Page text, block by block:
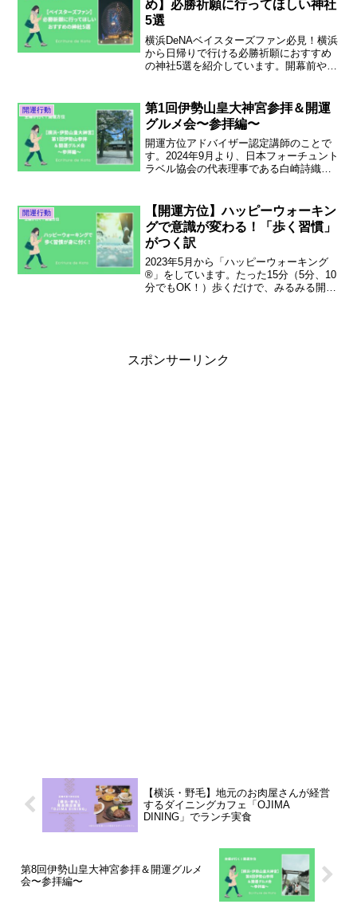
め】必勝祈願に行ってほしい神社
5選
横浜DeNAベイスターズファン必見！横浜
から日帰りで行ける必勝祈願におすすめ
の神社5選を紹介しています。開幕前やシ
た。シーズンオフにはぜひお礼参りにも
行ってくださいね。
開運行動
第1回伊勢山皇大神宮参拝＆開運
グルメ会〜参拝編〜
開運方位アドバイザー認定講師のことで
す。2024年9月より、日本フォーチュント
ラベル協会の代表理事である白崎詩織さ
開催することになりました。私は開運グ
ルメ会担当で、桜...
開運行動
【開運方位】ハッピーウォーキン
グで意識が変わる！「歩く習慣」
がつく訳
2023年5月から「ハッピーウォーキング
®️」をしています。たった15分（5分、10
分でもOK！）歩くだけで、みるみる開運
スポンサーリンク
【横浜・野毛】地元のお肉屋さんが経営
するダイニングカフェ「OJIMA
DINING」でランチ実食
第8回伊勢山皇大神宮参拝＆開運グルメ
会〜参拝編〜